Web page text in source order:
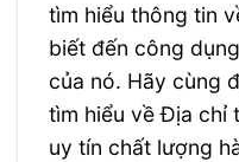
tìm hiểu thông tin
biết đến công
của nó. Hãy cùng
tìm hiểu về Địa chỉ
uy tín chất lượng